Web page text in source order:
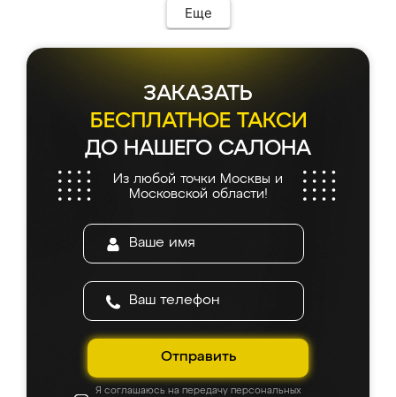
Еще
ЗАКАЗАТЬ
БЕСПЛАТНОЕ ТАКСИ
ДО НАШЕГО САЛОНА
Из любой точки Москвы и
Московской области!
Отправить
Я соглашаюсь на передачу персональных